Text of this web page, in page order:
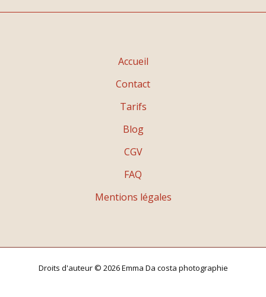
Accueil
Contact
Tarifs
Blog
CGV
FAQ
Mentions légales
Droits d'auteur © 2026 Emma Da costa photographie